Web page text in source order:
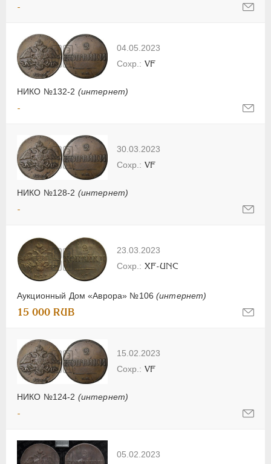
-
04.05.2023
НИКО №132-2 (интернет)
VF
-
30.03.2023
НИКО №128-2 (интернет)
VF
-
23.03.2023
Аукционный Дом «Аврора» №106(интернет)
XF-UNC
15 000 RUB
15.02.2023
НИКО №124-2 (интернет)
VF
-
05.02.2023